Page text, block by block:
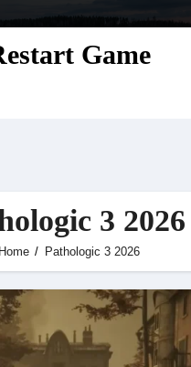
Game
3 2026
Home Pathologic 3 2026